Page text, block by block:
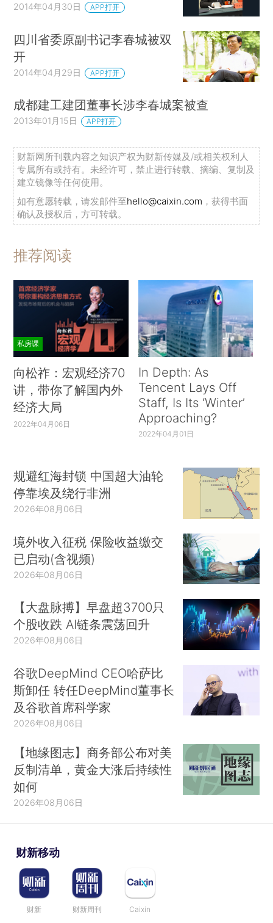
2014年04月30日 APP打开
四川省委原副书记李春城被双
开
2014年04月29日 APP打开
成都建工建团董事长涉李春城案被查
2013年01月15日 APP打开
财新网所刊载内容之知识产权为财新传媒及/或相关权利人
专属所有或持有。未经许可，禁止进行转载、摘编、复制及
建立镜像等任何使用。
如有意愿转载，请发邮件至hello@caixin.com ，获得书面
确认及授权后，方可转载。
推荐阅读
私房课
向松祚：宏观经济70
讲，带你了解国内外
经济大局
2022年04月06日
In Depth: As
Tencent Lays Off
Staff, Is Its ‘Winter’
Approaching?
2022年04月01日
规避红海封锁 中国超大油轮
停靠埃及绕行非洲
2026年08月06日
境外收入征税 保险收益缴交
已启动(含视频)
2026年08月06日
【大盘脉搏】早盘超3700只
个股收跌 AI链条震荡回升
2026年08月06日
谷歌DeepMind CEO哈萨比
斯卸任 转任DeepMind董事长
及谷歌首席科学家
2026年08月06日
【地缘图志】商务部公布对美
反制清单，黄金大涨后持续性
如何
2026年08月06日
财新移动
财新 财新周刊 Caixin